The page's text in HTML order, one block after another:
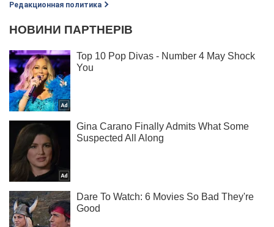
Редакционная политика